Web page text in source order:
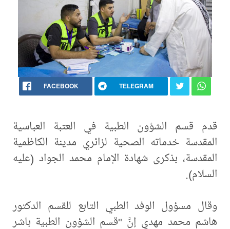
FACEBOOK TELEGRAM
قدم قسم الشؤون الطبية في العتبة العباسية
المقدسة خدماته الصحية لزائري مدينة الكاظمية
المقدسة، بذكرى شهادة الإمام محمد الجواد (عليه
السلام).
وقال مسؤول الوفد الطبي التابع للقسم الدكتور
هاشم محمد مهدي إنَّ "قسم الشؤون الطبية باشر